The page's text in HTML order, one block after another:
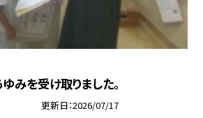
を受け取りました。
更新日 2026/07/17